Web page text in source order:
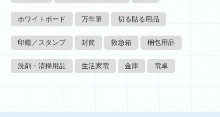
ホワイトボード 万年筆 切る貼る用品
印鑑／スタンプ 封筒 救急箱 梱包用品
洗剤・清掃用品 生活家電 金庫 電卓